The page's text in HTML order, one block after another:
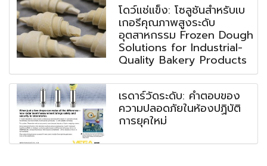
โดว์แช่แข็ง: โซลูชันสำหรับเบ
เกอรีคุณภาพสูงระดับ
อุตสาหกรรม Frozen Dough
Solutions for Industrial-
Quality Bakery Products
เรดาร์วัดระดับ: คำตอบของ
ความปลอดภัยในห้องปฏิบัติ
การยุคใหม่